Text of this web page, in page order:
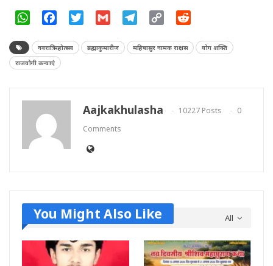
WhatsAppFacebookTwitter Gmail Telegram
Copy
नवरात्रि महोत्सव ब्रह्माकुमारीज महिषासुर नामक राक्षस
योग शक्ति
राजयोगी कन्याएं
Aajkakhulasha 10227 Posts
0
Comments
All
You Might Also Like